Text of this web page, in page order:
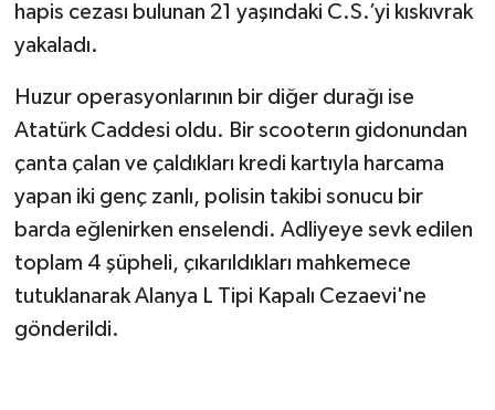
hapis cezası bulunan 21 yaşındaki C.S.’yi kıskıvrak
yakaladı.
Huzur operasyonlarının bir diğer durağı ise
Atatürk Caddesi oldu. Bir scooterın gidonundan
çanta çalan ve çaldıkları kredi kartıyla harcama
yapan iki genç zanlı, polisin takibi sonucu bir
barda eğlenirken enselendi. Adliyeye sevk edilen
toplam 4 şüpheli, çıkarıldıkları mahkemece
tutuklanarak Alanya L Tipi Kapalı Cezaevi'ne
gönderildi.